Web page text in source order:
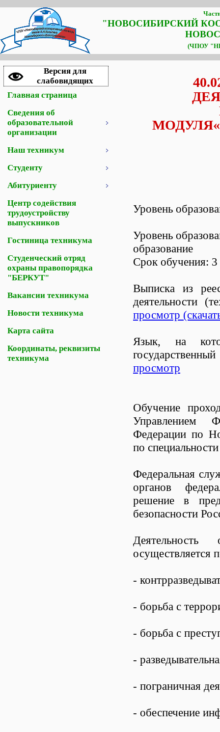
"НОВОСИБИРСКИЙ
(ЧПОУ
Версия для
слабовидящих
Главная страница
Сведения об
образовательной
организации
Наш техникум
Студенту
Абитуриенту
Центр содействия
трудоустройству
выпускников
Гостиница техникума
Студенческий отряд
охраны правопорядка
"БЕРКУТ"
Вакансии техникума
Новости техникума
Карта сайта
Координаты, реквизиты
техникума
Уровень
Уровень
образование
Срок обучения:
Выписка из
деятельности
просмотр
Язык, на
просмотр
Обучение
Управлением
Федерации по
по
Федеральная
органов
решение в
безопасности
осуществляется
-
- борьба с
- борьба с
-
- пограничная
- обеспечение